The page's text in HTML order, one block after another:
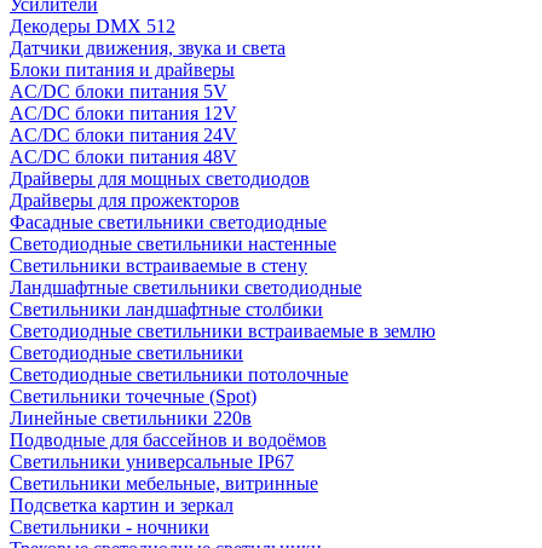
Усилители
Декодеры DMX 512
Датчики движения, звука и света
Блоки питания и драйверы
AC/DC блоки питания 5V
AC/DC блоки питания 12V
AC/DC блоки питания 24V
AC/DC блоки питания 48V
Драйверы для мощных светодиодов
Драйверы для прожекторов
Фасадные светильники светодиодные
Светодиодные светильники настенные
Светильники встраиваемые в стену
Ландшафтные светильники светодиодные
Светильники ландшафтные столбики
Светодиодные светильники встраиваемые в землю
Светодиодные светильники
Светодиодные светильники потолочные
Светильники точечные (Spot)
Линейные светильники 220в
Подводные для бассейнов и водоёмов
Светильники универсальные IP67
Светильники мебельные, витринные
Подсветка картин и зеркал
Светильники - ночники